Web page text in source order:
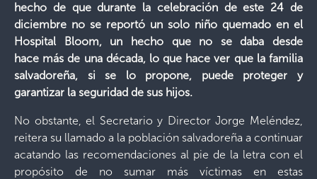
hecho de que durante la celebración de este 24 de
diciembre no se reportó un solo niño quemado en el
Hospital Bloom, un hecho que no se daba desde
hace más de una década, lo que hace ver que la familia
salvadoreña, si se lo propone, puede proteger y
garantizar la seguridad de sus hijos.
No obstante, el Secretario y Director Jorge Meléndez,
reitera su llamado a la población salvadoreña a continuar
acatando las recomendaciones al pie de la letra con el
propósito de no sumar más víctimas en estas